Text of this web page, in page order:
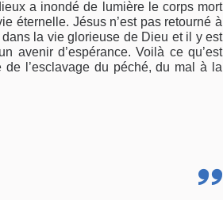
a inondé de lumière le corps mort
éternelle. Jésus n’est pas retourné à
la vie glorieuse de Dieu et il y est
avenir d’espérance.Voilà ce qu’est
de l’esclavage du péché, du mal à la